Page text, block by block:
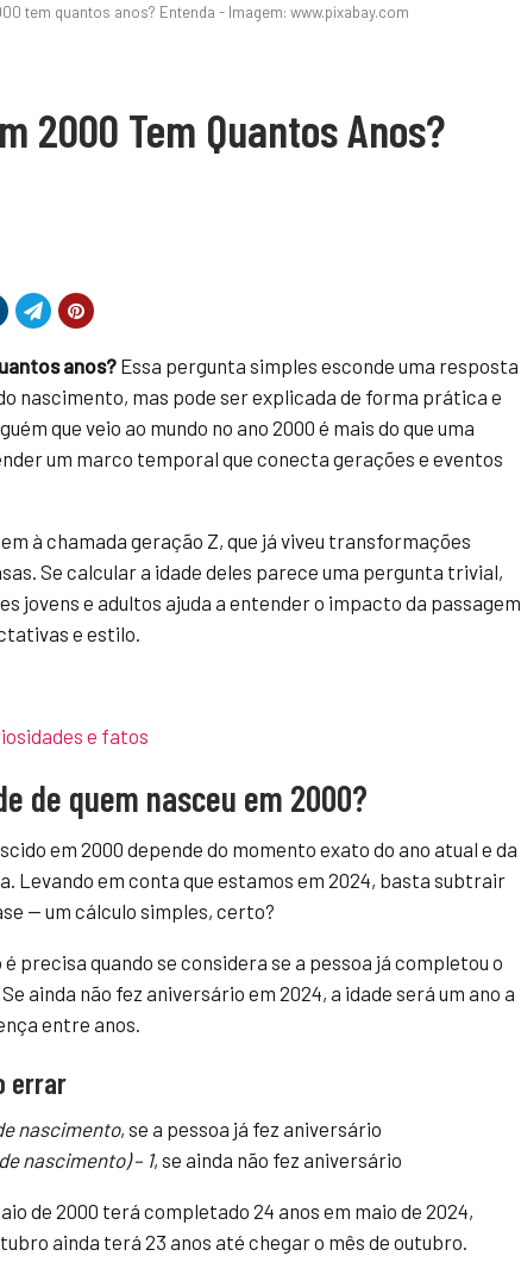
tem quantos anos? Entenda - Imagem: www.pixabay.com
2000 Tem Quantos Anos?
anos? Essa pergunta simples esconde uma resposta
nascimento, mas pode ser explicada de forma prática e
que veio ao mundo no ano 2000 é mais do que uma
um marco temporal que conecta gerações e eventos
à chamada geração Z, que já viveu transformações
Se calcular a idade deles parece uma pergunta trivial,
jovens e adultos ajuda a entender o impacto da passagem
e estilo.
e fatos
de quem nasceu em 2000?
em 2000 depende do momento exato do ano atual e da
Levando em conta que estamos em 2024, basta subtrair
— um cálculo simples, certo?
precisa quando se considera se a pessoa já completou o
ainda não fez aniversário em 2024, a idade será um ano a
entre anos.
errar
nascimento, se a pessoa já fez aniversário
nascimento) – 1, se ainda não fez aniversário
de 2000 terá completado 24 anos em maio de 2024,
ainda terá 23 anos até chegar o mês de outubro.